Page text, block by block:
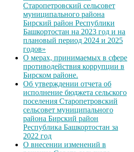
Старопетровский сельсовет
муниципального района
Бирский район Республики
Башкортостан на 2023 год и на
плановый период 2024 и 2025
годов»
О мерах, принимаемых в сфере
противодействия коррупции в
Бирском районе.
Об утверждении отчета об
исполнение бюджета сельского
поселения Старопетровский
сельсовет муниципального
района Бирский район
Республика Башкортостан за
2022 год
О внесении изменений в